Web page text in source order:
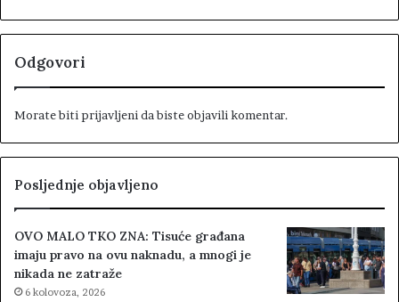
Odgovori
Morate biti prijavljeni da biste objavili komentar.
Posljednje objavljeno
OVO MALO TKO ZNA: Tisuće građana
imaju pravo na ovu naknadu, a mnogi je
nikada ne zatraže
6 kolovoza, 2026